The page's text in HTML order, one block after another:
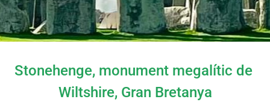
Stonehenge, monument megalític de
Wiltshire, Gran Bretanya